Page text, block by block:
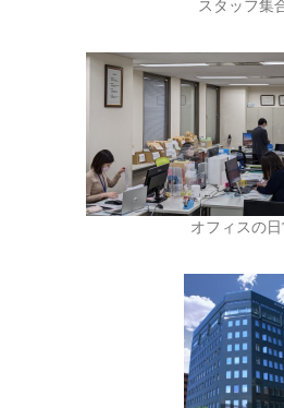
スタッフ集
オフィスの日